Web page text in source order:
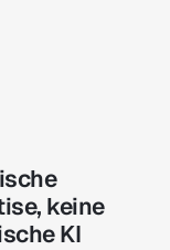
keine
KI